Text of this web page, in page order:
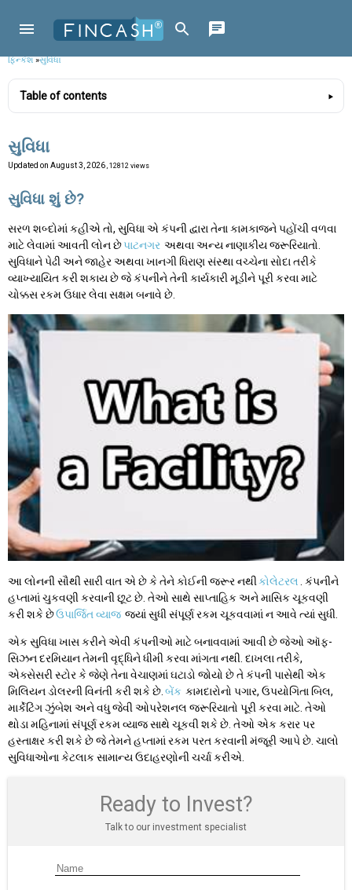
ફિન્કેશ»સુવિધા
Table of contents
સુવિધા
Updated on August 3, 2026 , 12812 views
સુવિધા શું છે?
સરળ શબ્દોમાં કહીએ તો, સુવિધા એ કંપની દ્વારા તેના કામકાજને પહોંચી વળવા
માટે લેવામાં આવતી લોન છેપાટનગર અથવા અન્ય નાણાકીય જરૂરિયાતો.
સુવિધાને પેઢી અને જાહેર અથવા ખાનગી ધિરાણ સંસ્થા વચ્ચેના સોદા તરીકે
વ્યાખ્યાયિત કરી શકાય છે જે કંપનીને તેની કાર્યકારી મૂડીને પૂરી કરવા માટે
ચોક્કસ રકમ ઉધાર લેવા સક્ષમ બનાવે છે.
આ લોનની સૌથી સારી વાત એ છે કે તેને કોઈની જરૂર નથીકોલેટરલ
. કંપનીને
હપ્તામાં ચુકવણી કરવાની છૂટ છે. તેઓ સાથે સાપ્તાહિક અને માસિક ચૂકવણી
કરી શકે છેઉપાર્જિત વ્યાજ જ્યાં સુધી સંપૂર્ણ રકમ ચૂકવવામાં ન આવે ત્યાં સુધી.
એક સુવિધા ખાસ કરીને એવી કંપનીઓ માટે બનાવવામાં આવી છે જેઓ ઑફ-
સિઝન દરમિયાન તેમની વૃદ્ધિને ધીમી કરવા માંગતા નથી. દાખલા તરીકે,
એક્સેસરી સ્ટોર કે જેણે તેના વેચાણમાં ઘટાડો જોયો છે તે કંપની પાસેથી એક
મિલિયન ડોલરની વિનંતી કરી શકે છે. બેંક કામદારોનો પગાર, ઉપયોગિતા બિલ,
માર્કેટિંગ ઝુંબેશ અને વધુ જેવી ઓપરેશનલ જરૂરિયાતો પૂરી કરવા માટે. તેઓ
થોડા મહિનામાં સંપૂર્ણ રકમ વ્યાજ સાથે ચૂકવી શકે છે. તેઓ એક કરાર પર
હસ્તાક્ષર કરી શકે છે જે તેમને હપ્તામાં રકમ પરત કરવાની મંજૂરી આપે છે. ચાલો
સુવિધાઓના કેટલાક સામાન્ય ઉદાહરણોની ચર્ચા કરીએ.
Ready to Invest?
Talk to our investment specialist